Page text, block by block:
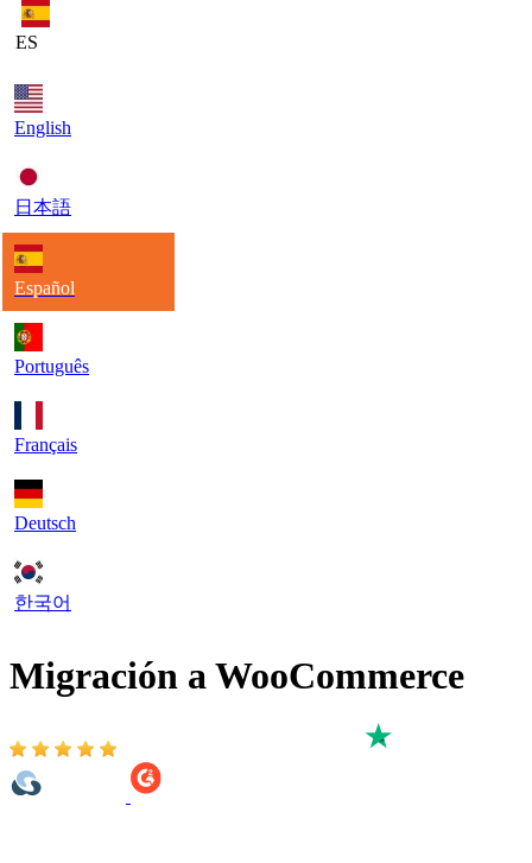
ES
English
日本語
Español
Português
Français
Deutsch
한국어
Migración a WooCommerce